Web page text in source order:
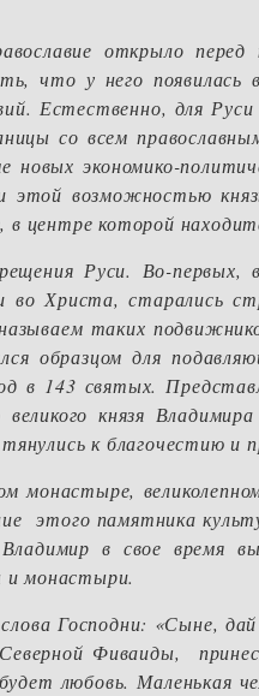
открыло перед
что у него
Естественно, для
со всем
экономико-
этой возможностью
в центре которой
Руси. Во-первых,
во Христа, старались
таких
образцом для
в 143 святых.
великого князя
к благочестию и
монастыре,
этого памятника
в свое время
и монастыри.
Господни: «Сыне,
Фиваиды,
любовь. Маленькая